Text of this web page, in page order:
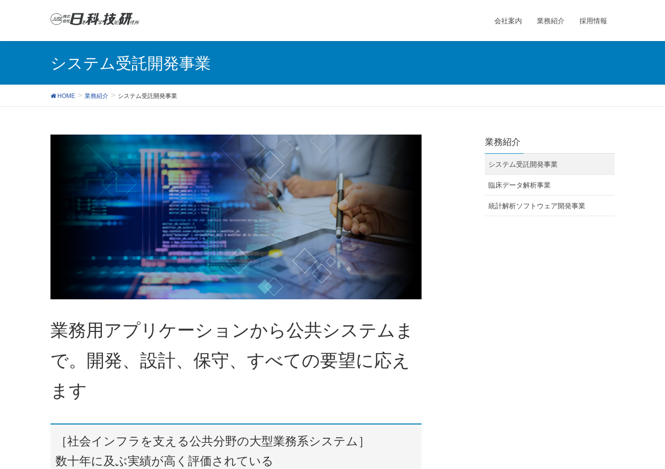
会社案内 業務紹介 採用情報
システム受託開発事業
HOME 業務紹介 システム受託開発事業
業務用アプリケーションから公共システムま
で。開発、設計、保守、すべての要望に応え
ます
［社会インフラを支える公共分野の大型業務系システム］
数十年に及ぶ実績が高く評価されている
業務紹介
システム受託開発事業
臨床データ解析事業
統計解析ソフトウェア開発事業